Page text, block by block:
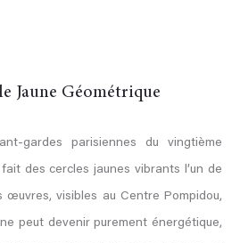
Jaune Géométrique
gardes parisiennes du vingtième
des cercles jaunes vibrants l’un de
œuvres, visibles au Centre Pompidou,
peut devenir purement énergétique,